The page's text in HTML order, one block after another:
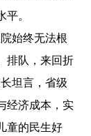
。
始终无法根
排队，来回折
坦言，省级
经济成本，实
童的民生好